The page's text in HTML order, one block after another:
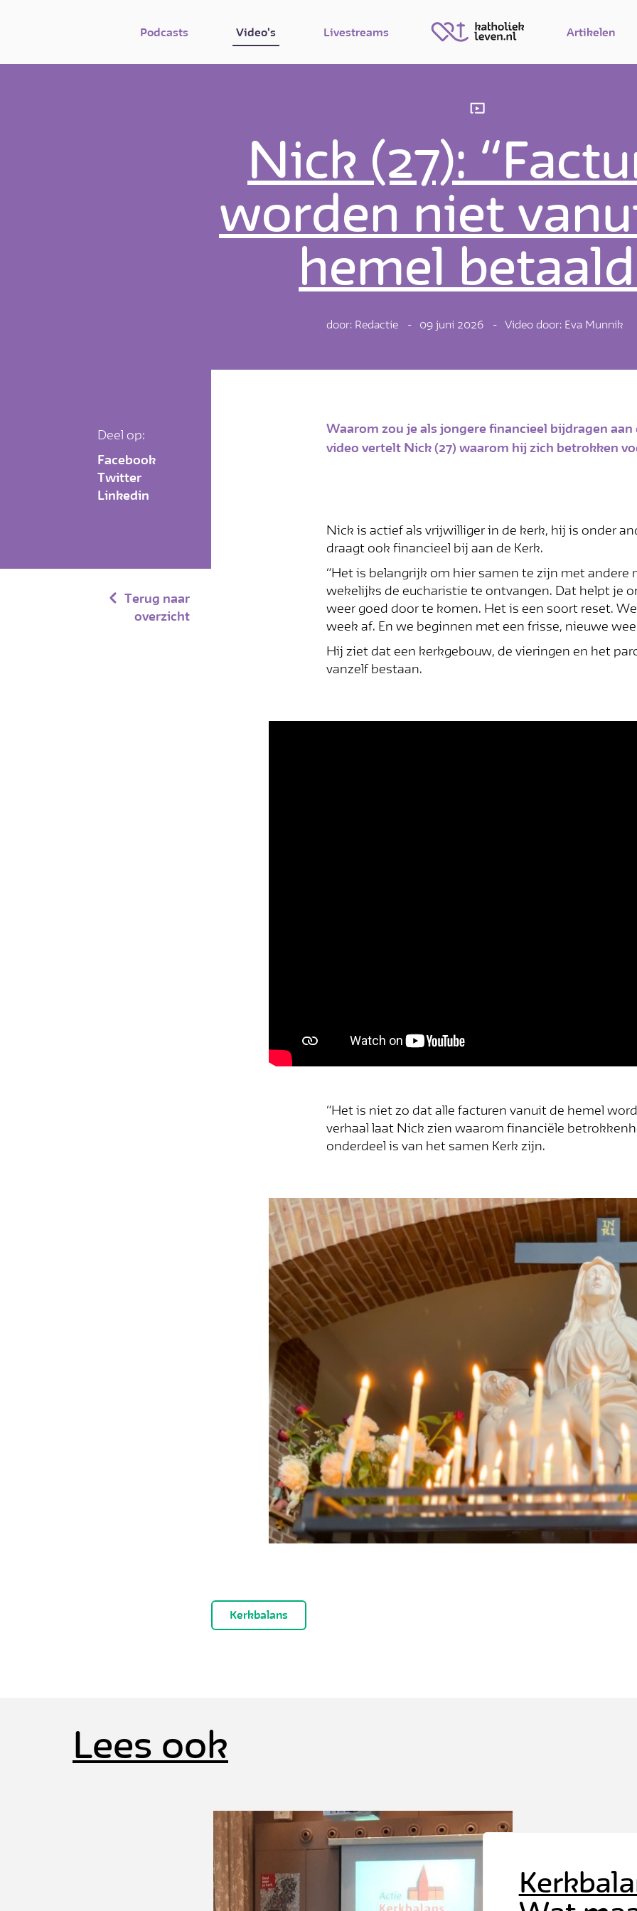
Podcasts Video's Livestreams Artikelen
Nick (27):
worden niet
hemel
door: Redactie 09 juni 2026 Video door: Eva Munnik
Deel op:
Facebook
Twitter
Linkedin
Terug naar
overzicht
Waarom zou je als jongere financieel bijdragen aan
video vertelt Nick (27) waarom hij zich betrokken
Nick is actief als vrijwilliger in de kerk, hij is onder
draagt ook financieel bij aan de Kerk.
“Het is belangrijk om hier samen te zijn met andere
wekelijks de eucharistie te ontvangen. Dat helpt je
weer goed door te komen. Het is een soort reset.
week af. En we beginnen met een frisse, nieuwe
Hij ziet dat een kerkgebouw, de vieringen en het
vanzelf bestaan.
“Het is niet zo dat alle facturen vanuit de hemel
verhaal laat Nick zien waarom financiële
onderdeel is van het samen Kerk zijn.
Kerkbalans
Lees ook
hoogte!
Schrijf je in voor de
× Deze popup